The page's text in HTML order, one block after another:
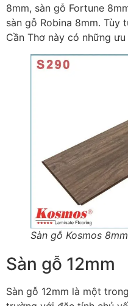
8mm, sàn gỗ Fortune
sàn gỗ Robina 8mm. Tùy
Cần Thơ này có những
Sàn gỗ Kosmos
Sàn gỗ 12mm
Sàn gỗ 12mm là một